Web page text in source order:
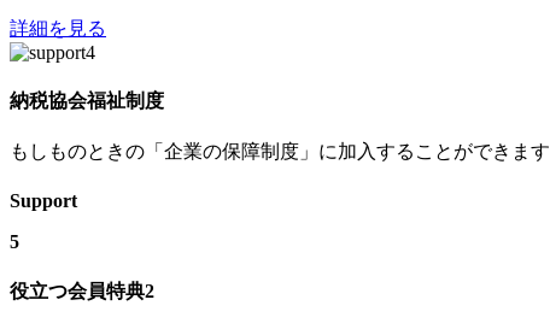
詳細を見る
納税協会福祉制度
もしものときの「企業の保障制度」に加入することができます
Support
5
役立つ会員特典2